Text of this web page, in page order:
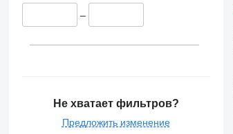
–
Не хватает фильтров?
Предложить изменение